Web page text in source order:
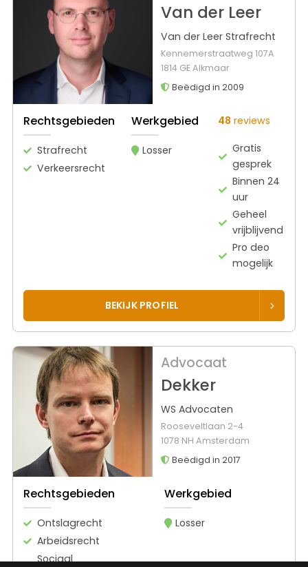
Van der Leer
Van der Leer Strafrecht
Kennemerstraatweg 107A
1814 GE Alkmaar
Beëdigd in 2009
Rechtsgebieden
Strafrecht
Verkeersrecht
Werkgebied
Losser
48 reviews
Gratis
gesprek
Binnen 24
uur
Geheel
vrijblijvend
Pro deo
mogelijk
BEKIJK PROFIEL
Advocaat
Dekker
WS Advocaten
Rooseveltlaan 2-4
1078 NH Amsterdam
Beëdigd in 2017
Rechtsgebieden
Ontslagrecht
Arbeidsrecht
Sociaal
Werkgebied
Losser